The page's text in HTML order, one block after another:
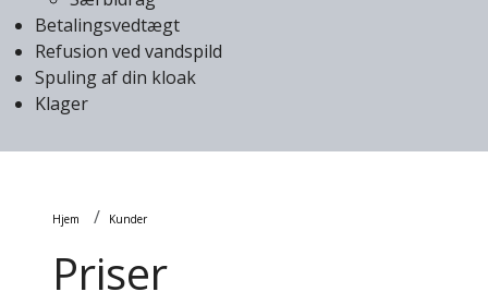
Betalingsvedtægt
Refusion ved vandspild
Spuling af din kloak
Klager
Brødkrumme
Hjem Kunder
Priser